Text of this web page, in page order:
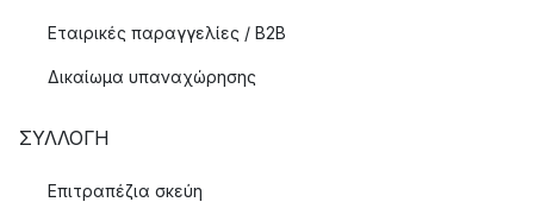
Εταιρικές παραγγελίες / B2B
Δικαίωμα υπαναχώρησης
ΣΥΛΛΟΓΉ
Επιτραπέζια σκεύη